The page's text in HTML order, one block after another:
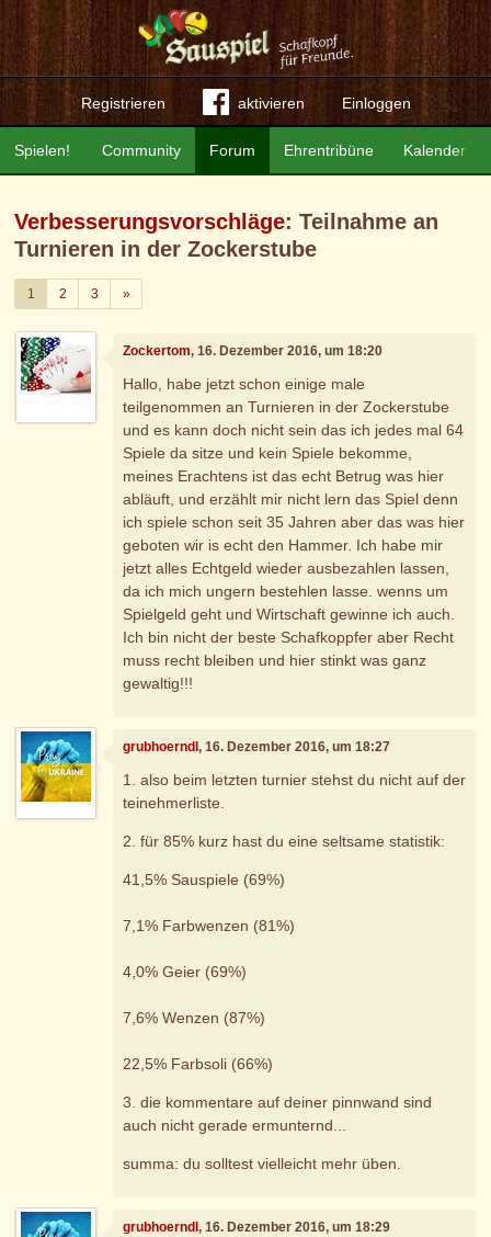
Registrieren aktivieren Einloggen
Community Forum Ehrentribüne Kalender
Spielen!
Verbesserungsvorschläge: Teilnahme an
Turnieren in der Zockerstube
1 2 3 »Weiter
Zockertom, 16. Dezember 2016, um 18:20
Hallo, habe jetzt schon einige male
teilgenommen an Turnieren in der Zockerstube
und es kann doch nicht sein das ich jedes mal 64
Spiele da sitze und kein Spiele bekomme,
meines Erachtens ist das echt Betrug was hier
abläuft, und erzählt mir nicht lern das Spiel denn
ich spiele schon seit 35 Jahren aber das was hier
geboten wir is echt den Hammer. Ich habe mir
jetzt alles Echtgeld wieder ausbezahlen lassen,
da ich mich ungern bestehlen lasse. wenns um
Spielgeld geht und Wirtschaft gewinne ich auch.
Ich bin nicht der beste Schafkoppfer aber Recht
muss recht bleiben und hier stinkt was ganz
gewaltig!!!
grubhoerndl, 16. Dezember 2016, um 18:27
1. also beim letzten turnier stehst du nicht auf der
teinehmerliste.
2. für 85% kurz hast du eine seltsame statistik:
41,5% Sauspiele (69%)
7,1% Farbwenzen (81%)
4,0% Geier (69%)
7,6% Wenzen (87%)
22,5% Farbsoli (66%)
3. die kommentare auf deiner pinnwand sind
auch nicht gerade ermunternd...
summa: du solltest vielleicht mehr üben.
grubhoerndl, 16. Dezember 2016, um 18:29